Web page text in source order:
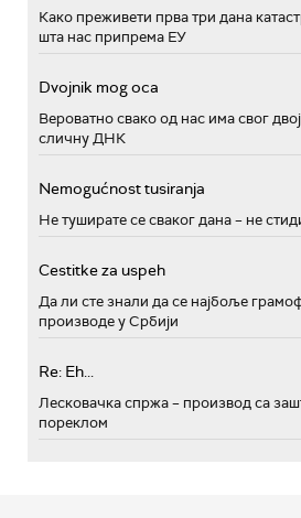
Како преживети прва три дана
шта нас припрема ЕУ
Dvojnik mog oca
Вероватно свако од нас има свог
сличну ДНК
Nemogućnost tusiranja
Не туширате се сваког дана – не
Cestitke za uspeh
Да ли сте знали да се најбоље
производе у Србији
Re: Eh...
Лесковачка спржа – производ са
пореклом